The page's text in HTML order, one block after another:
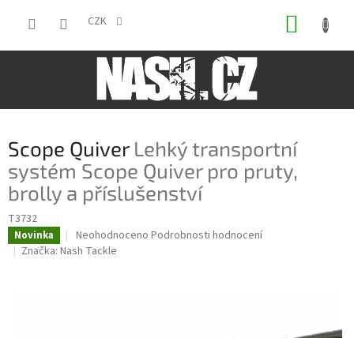
CZK
Scope Quiver Lehký transportní
systém Scope Quiver pro pruty,
brolly a příslušenství
T3732
Novinka
Průměrné
hodnocení
Neohodnoceno Podrobnosti hodnocení
Značka: Nash Tackle